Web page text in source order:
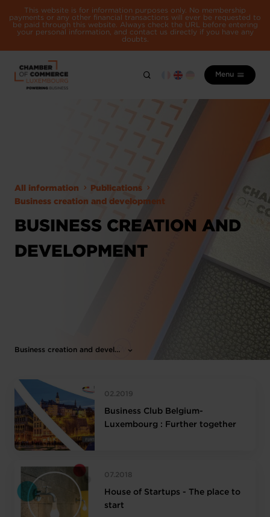
This website is for information purposes only. No membership
payments or any other financial transactions will ever be requested to
be paid through this website. Always check the URL before entering
your personal information, and contact us directly if you have any
doubts.
Menu
All information
Publications
Business creation and development
BUSINESS CREATION AND
DEVELOPMENT
Business creation and development
02.2019
Business Club Belgium-
Luxembourg : Further together
07.2018
House of Startups - The place to
start